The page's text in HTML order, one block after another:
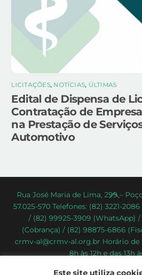
LICITAÇÕES, NOTÍCIAS, ÚLTIMAS
Edital de Dispensa de
Contratação de
na Prestação de
Automotivo
Back
To
Top
Rua José Maria de Lima, 299 –
57.025-570 Telefones: (82) 3221-
/ (82) 99925-3909 (WhatsApp)
(Cobrança) / (82) 98875-6866
crmv-al@crmv-al.org.br Horário
8h às 12h e das 13h
Este site utiliza